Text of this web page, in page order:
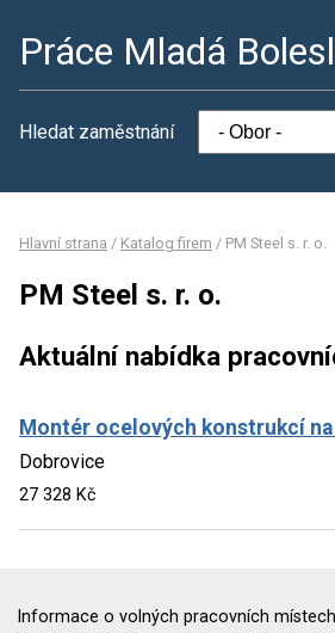
Práce Mladá
Hledat zaměstnání
Hlavní strana / Katalog firem / PM Steel s. r. o.
PM Steel s. r. o.
Aktuální nabídka
Montér ocelových konstrukcí na
Dobrovice
27 328 Kč
Informace o volných pracovních